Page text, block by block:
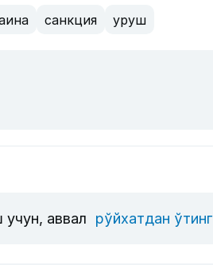
санкция уруш
аввал рўйхатдан ўтинг